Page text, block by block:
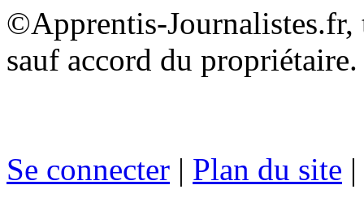
©Apprentis-
sauf accord du propriétaire.
Se connecter | Plan du site |